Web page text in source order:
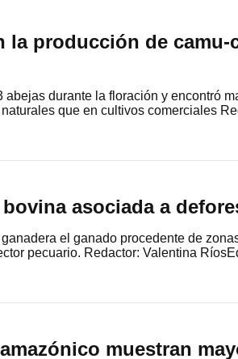
la producción de camu-
durante la floración y encontró
que en cultivos comerciales
asociada a
el ganado procedente de
pecuario. Redactor: Valentina
muestran